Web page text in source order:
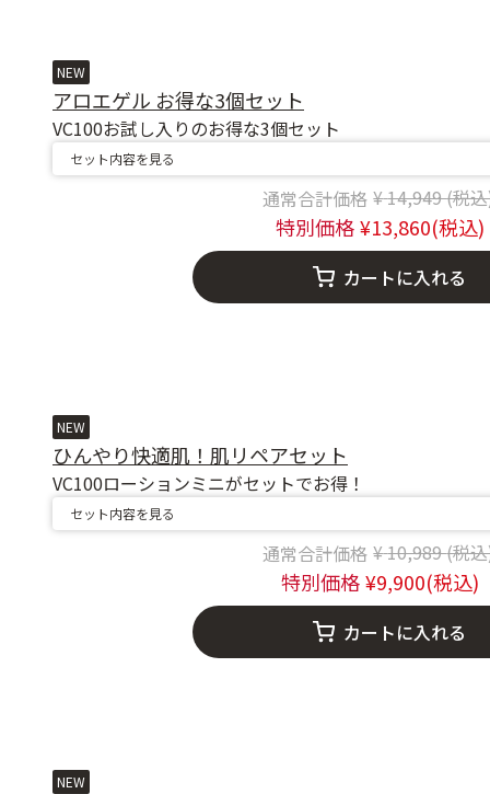
NEW
アロエゲル お得な3個セット
VC100お試し入りのお得な3個セット
セット内容を見る
Price
14,949to
13,860
カートに入れる
NEW
ひんやり快適肌！肌リペアセット
VC100ローションミニがセットでお得！
セット内容を見る
Price
10,989to
9,900
カートに入れる
NEW